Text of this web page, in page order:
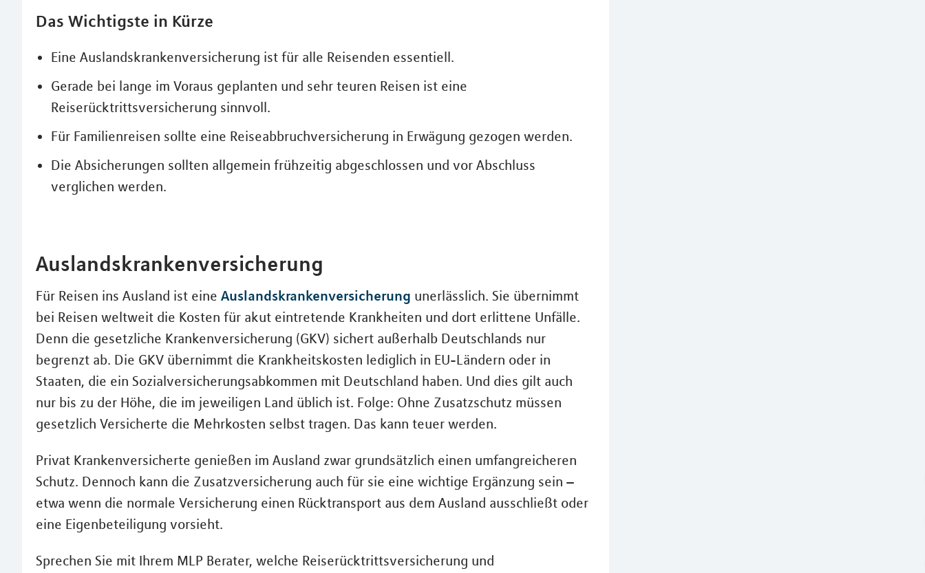
Das Wichtigste in Kürze
Eine Auslandskrankenversicherung ist für alle Reisenden essentiell.
Gerade bei lange im Voraus geplanten und sehr teuren Reisen ist eine
Reiserücktrittsversicherung sinnvoll.
Für Familienreisen sollte eine Reiseabbruchversicherung in Erwägung gezogen werden.
Die Absicherungen sollten allgemein frühzeitig abgeschlossen und vor Abschluss
verglichen werden.
Auslandskrankenversicherung
Für Reisen ins Ausland ist eine Auslandskrankenversicherung unerlässlich. Sie übernimmt
bei Reisen weltweit die Kosten für akut eintretende Krankheiten und dort erlittene Unfälle.
Denn die gesetzliche Krankenversicherung (GKV) sichert außerhalb Deutschlands nur
begrenzt ab. Die GKV übernimmt die Krankheitskosten lediglich in EU-Ländern oder in
Staaten, die ein Sozialversicherungsabkommen mit Deutschland haben. Und dies gilt auch
nur bis zu der Höhe, die im jeweiligen Land üblich ist. Folge: Ohne Zusatzschutz müssen
gesetzlich Versicherte die Mehrkosten selbst tragen. Das kann teuer werden.
Privat Krankenversicherte genießen im Ausland zwar grundsätzlich einen umfangreicheren
Schutz. Dennoch kann die Zusatzversicherung auch für sie eine wichtige Ergänzung sein –
etwa wenn die normale Versicherung einen Rücktransport aus dem Ausland ausschließt oder
eine Eigenbeteiligung vorsieht.
Sprechen Sie mit Ihrem MLP Berater, welche Reiserücktrittsversicherung und